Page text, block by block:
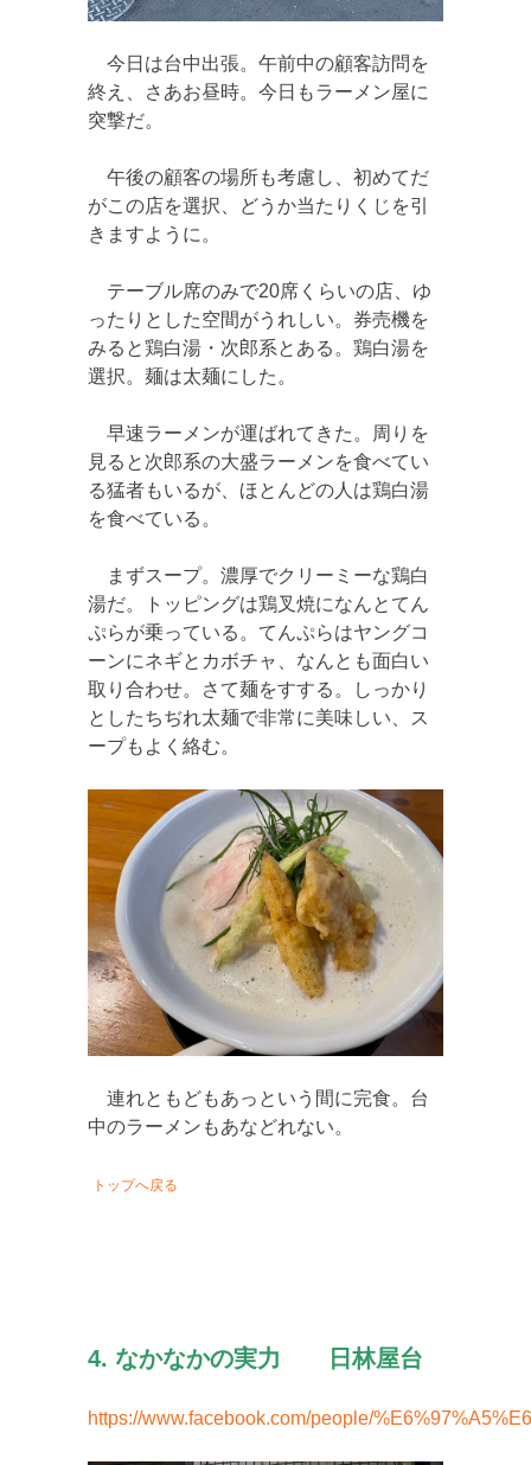
今日は台中出張。午前中の顧客訪問を
終え、さあお昼時。今日もラーメン屋に
突撃だ。
午後の顧客の場所も考慮し、初めてだ
がこの店を選択、どうか当たりくじを引
きますように。
テーブル席のみで20席くらいの店、ゆ
ったりとした空間がうれしい。券売機を
みると鶏白湯・次郎系とある。鶏白湯を
選択。麺は太麺にした。
早速ラーメンが運ばれてきた。周りを
見ると次郎系の大盛ラーメンを食べてい
る猛者もいるが、ほとんどの人は鶏白湯
を食べている。
まずスープ。濃厚でクリーミーな鶏白
湯だ。トッピングは鶏叉焼になんとてん
ぷらが乗っている。てんぷらはヤングコ
ーンにネギとカボチャ、なんとも面白い
取り合わせ。さて麺をすする。しっかり
としたちぢれ太麺で非常に美味しい、ス
ープもよく絡む。
連れともどもあっという間に完食。台
中のラーメンもあなどれない。
トップへ戻る
4. なかなかの実力 日林屋台
https://www.facebook.com/people/